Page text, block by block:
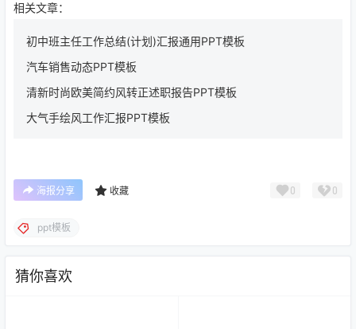
相关文章：
初中班主任工作总结(计划)汇报通用PPT模板
汽车销售动态PPT模板
清新时尚欧美简约风转正述职报告PPT模板
大气手绘风工作汇报PPT模板
海报分享 收藏 0 0
ppt模板
猜你喜欢